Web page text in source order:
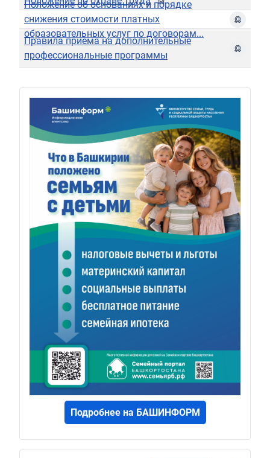
Подробнее на БАШИНФОРМ
Положение об основаниях и порядке
снижения стоимости платных
образовательных услуг по договорам...
Правила приема на дополнительные
профессиональные программы